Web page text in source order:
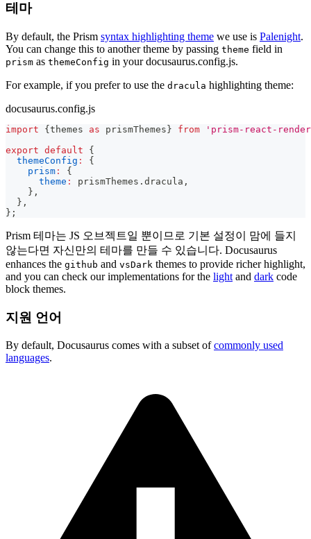
테마
By default, the Prism syntax highlighting theme we use is Palenight.
You can change this to another theme by passing theme field in
prism as themeConfig in your docusaurus.config.js.
For example, if you prefer to use the dracula highlighting theme:
docusaurus.config.js
import { themes as prismThemes } from
'prism-react-
export default
{
themeConfig :
{
prism :
{
theme : prismThemes . dracula ,
} ,
} ,
} ;
Prism 테마는 JS 오브젝트일 뿐이므로 기본 설정이 맘에 들지
않는다면 자신만의 테마를 만들 수 있습니다. Docusaurus
enhances the github and vsDark themes to provide richer highlight,
and you can check our implementations for the light and dark code
block themes.
지원 언어
By default, Docusaurus comes with a subset ofcommonly used
languages.